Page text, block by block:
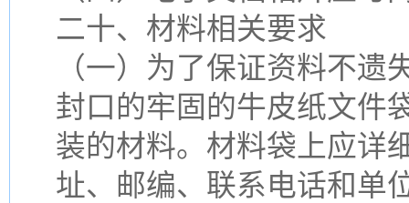
二十、材料相关要求
（一）为了保证资料不
封口的牢固的牛皮纸文件
装的材料。材料袋上应详
址、邮编、联系电话和单